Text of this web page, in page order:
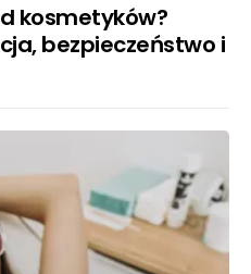
kosmetyków?
bezpieczeństwo i